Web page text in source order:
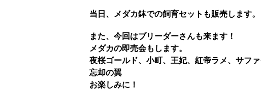
当日、メダカ鉢での飼育セットも販売します。
また、今回はブリーダーさんも来ます！
メダカの即売会もします。
夜桜ゴールド、小町、王妃、紅帝ラメ、サフ
忘却の翼
お楽しみに！